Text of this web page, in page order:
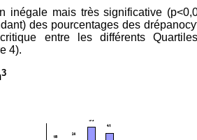
inégale mais très significative
des pourcentages des
entre les différents
4).
3